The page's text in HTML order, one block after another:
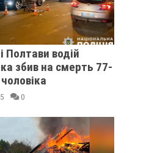
Полтави водій
збив на смерть 77-
0